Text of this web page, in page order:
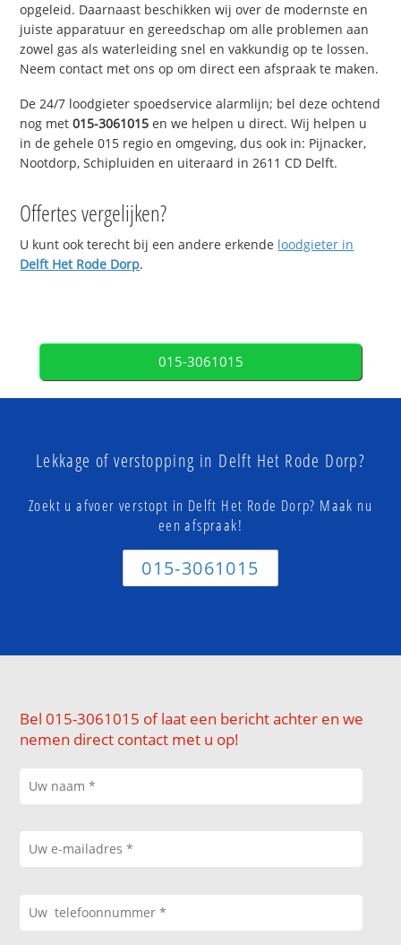
opgeleid. Daarnaast beschikken wij over de modernste en
juiste apparatuur en gereedschap om alle problemen aan
zowel gas als waterleiding snel en vakkundig op te lossen.
Neem contact met ons op om direct een afspraak te maken.
De 24/7 loodgieter spoedservice alarmlijn; bel deze ochtend
nog met015-3061015 en we helpen u direct. Wij helpen u
in de gehele 015 regio en omgeving, dus ook in: Pijnacker,
Nootdorp, Schipluiden en uiteraard in 2611 CD Delft.
Offertes vergelijken?
U kunt ook terecht bij een andere erkende loodgieter in
Delft Het Rode Dorp.
015-3061015
Lekkage of verstopping in Delft Het Rode Dorp?
Zoekt u afvoer verstopt in Delft Het Rode Dorp? Maak nu
een afspraak!
015-3061015
Bel 015-3061015 of laat een bericht achter en we
nemen direct contact met u op!